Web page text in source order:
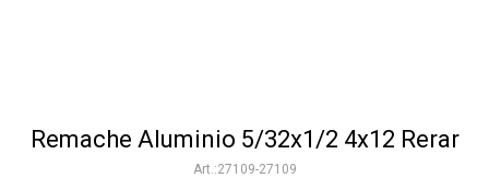
Remache Aluminio 5/32x1/2 4x12 Rerar
27109-27109
Varios